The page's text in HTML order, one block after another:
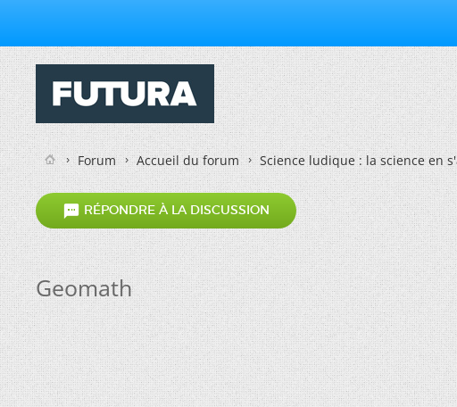
Forum Accueil du forum Science ludique : la science en
 RÉPONDRE À LA DISCUSSION
Geomath